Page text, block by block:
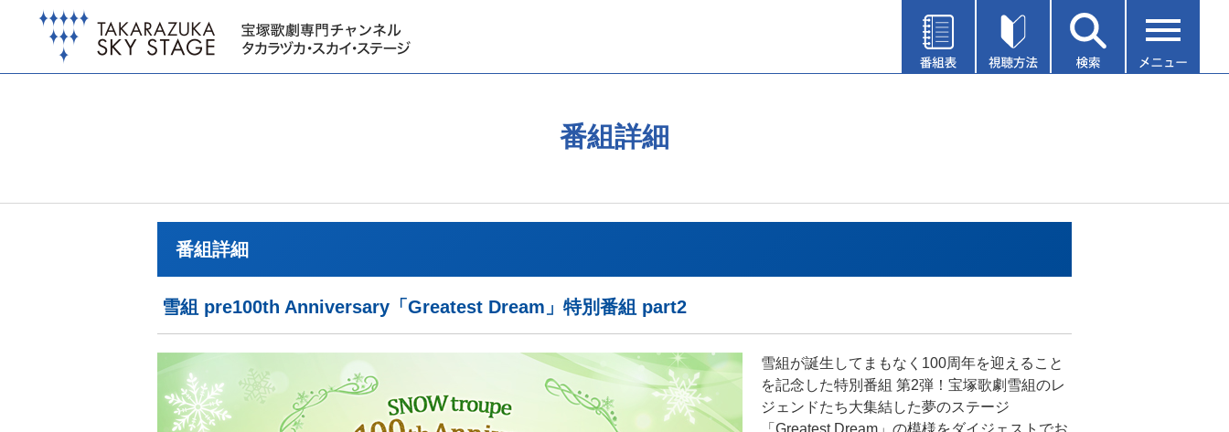
番組詳細
番組詳細
雪組 pre100th Anniversary「Greatest Dream」特別番組 part2
雪組が誕生してまもなく100周年を迎えること
を記念した特別番組 第2弾！宝塚歌劇雪組のレ
ジェンドたち大集結した夢のステージ
「Greatest Dream」の模様をダイジェストでお